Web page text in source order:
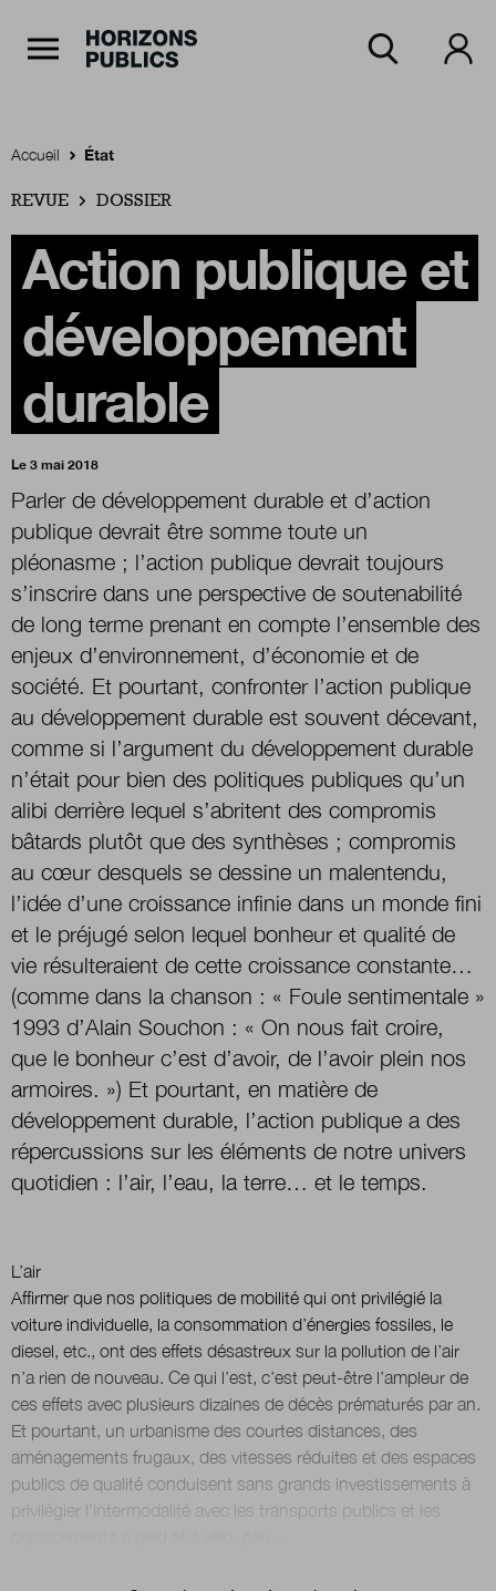
Accueil
Rubriques
Thèmes
Numéros
Boutique
Qui sommes-nous ?
Nous contacter
Newsletter
Renseignez votre email afin de suivre l'actualité
de la transformation publique.
Nous suivre sur Twittersur LinkedIn
sur
Accueil État
REVUE DOSSIER
Action publique et
développement
durable
Le 3 mai 2018
Parler de développement durable et d’action
publique devrait être somme toute un
pléonasme ; l’action publique devrait toujours
s’inscrire dans une perspective de soutenabilité
de long terme prenant en compte l’ensemble des
enjeux d’environnement, d’économie et de
société. Et pourtant, confronter l’action publique
au développement durable est souvent décevant,
comme si l’argument du développement durable
n’était pour bien des politiques publiques qu’un
alibi derrière lequel s’abritent des compromis
bâtards plutôt que des synthèses ; compromis
au cœur desquels se dessine un malentendu,
l’idée d’une croissance infinie dans un monde fini
et le préjugé selon lequel bonheur et qualité de
vie résulteraient de cette croissance constante…
(comme dans la chanson : « Foule sentimentale »
1993 d’Alain Souchon : « On nous fait croire,
que le bonheur c’est d’avoir, de l’avoir plein nos
armoires. ») Et pourtant, en matière de
développement durable, l’action publique a des
répercussions sur les éléments de notre univers
quotidien : l’air, l’eau, la terre… et le temps.
L’air
Affirmer que nos politiques de mobilité qui ont privilégié la
voiture individuelle, la consommation d’énergies fossiles, le
diesel, etc., ont des effets désastreux sur la pollution de l’air
n’a rien de nouveau. Ce qui l’est, c’est peut-être l’ampleur de
ces effets avec plusieurs dizaines de décès prématurés par an.
Et pourtant, un urbanisme des courtes distances, des
aménagements frugaux, des vitesses réduites et des espaces
publics de qualité conduisent sans grands investissements à
privilégier l’intermodalité avec les transports publics et les